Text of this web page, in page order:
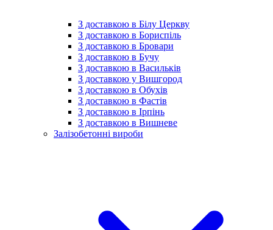
З доставкою в Білу Церкву
З доставкою в Бориспіль
З доставкою в Бровари
З доставкою в Бучу
З доставкою в Васильків
З доставкою у Вишгород
З доставкою в Обухів
З доставкою в Фастів
З доставкою в Ірпінь
З доставкою в Вишневе
Залізобетонні вироби